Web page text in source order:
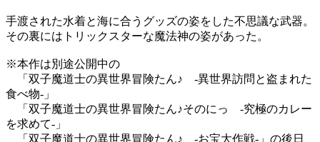
手渡された水着と海に合うグッズの姿をした不思議な武器。
その裏にはトリックスターな魔法神の姿があった。
※本作は別途公開中の
「双子魔道士の異世界冒険たん♪ -異世界訪問と盗まれた
食べ物-」
「双子魔道士の異世界冒険たん♪そのにっ -究極のカレー
を求めて-」
「双子魔道士の異世界冒険たん♪ -お宝大作戦-」の後日